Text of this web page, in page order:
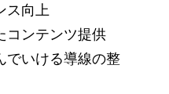
ス向上
コンテンツ提供
でいける導線の整